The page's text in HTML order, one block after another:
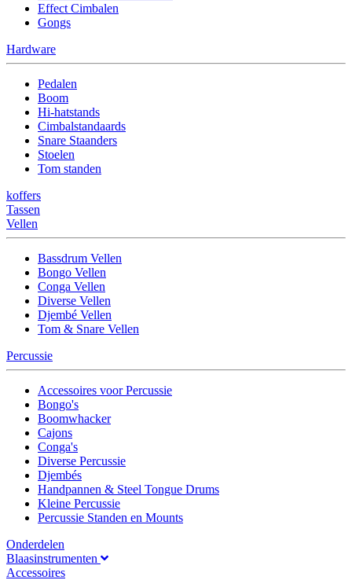
Effect Cimbalen
Gongs
Hardware
Pedalen
Boom
Hi-hatstands
Cimbalstandaards
Snare Staanders
Stoelen
Tom standen
koffers
Tassen
Vellen
Bassdrum Vellen
Bongo Vellen
Conga Vellen
Diverse Vellen
Djembé Vellen
Tom & Snare Vellen
Percussie
Accessoires voor Percussie
Bongo's
Boomwhacker
Cajons
Conga's
Diverse Percussie
Djembés
Handpannen & Steel Tongue Drums
Kleine Percussie
Percussie Standen en Mounts
Onderdelen
Blaasinstrumenten
Accessoires